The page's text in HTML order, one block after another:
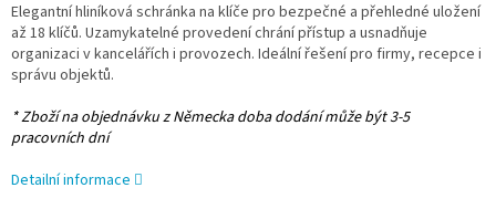
Elegantní hliníková schránka na klíče pro bezpečné a přehledné uložení
až 18 klíčů. Uzamykatelné provedení chrání přístup a usnadňuje
organizaci v kancelářích i provozech. Ideální řešení pro firmy, recepce i
správu objektů.
* Zboží na objednávku z Německa doba dodání může být 3-5
pracovních dní
Detailní informace